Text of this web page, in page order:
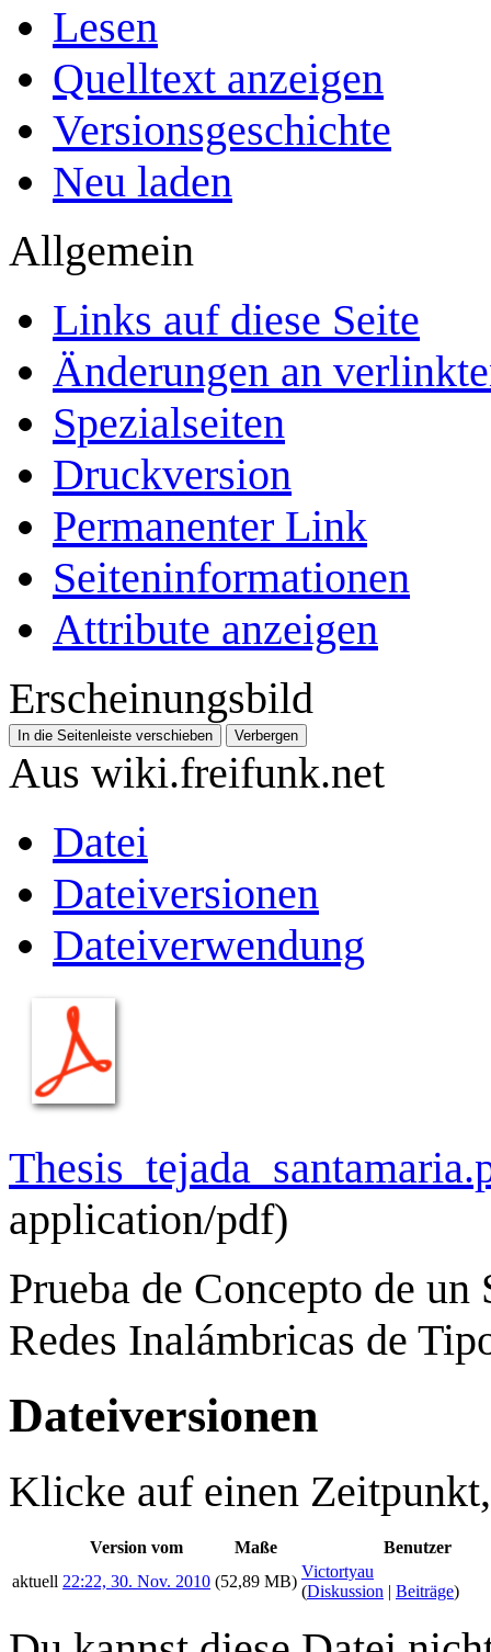
Lesen
Quelltext anzeigen
Versionsgeschichte
Neu laden
Allgemein
Links auf diese Seite
Änderungen an
Spezialseiten
Druckversion
Permanenter Link
Seiten­­informationen
Attribute anzeigen
Erscheinungsbild
In die Seitenleiste verschieben Verbergen
Aus wiki.freifunk.net
Datei
Dateiversionen
Dateiverwendung
application/pdf)
Prueba de Concepto de
Redes Inalámbricas de
Dateiversionen
Klicke auf einen
Version vom Maße
Benutzer
aktuell 22:22, 30. Nov. 2010 (52,89 MB)
Victortyau
(Diskussion | Beiträge)